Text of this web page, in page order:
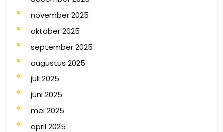
november 2025
oktober 2025
september 2025
augustus 2025
juli 2025
juni 2025
mei 2025
april 2025